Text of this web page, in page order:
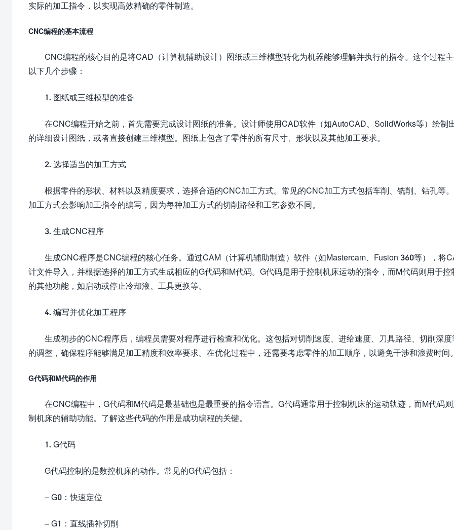
实际的加工指令，以实现高效精确的零件制造。
CNC编程的基本流程
CNC编程的核心目的是将CAD（计算机辅助设计）图纸或三维模型转化为机器能够理解并执行的指令。这个过程
以下几个步骤：
1. 图纸或三维模型的准备
在CNC编程开始之前，首先需要完成设计图纸的准备。设计师使用CAD软件（如AutoCAD、SolidWorks等）绘制
的详细设计图纸，或者直接创建三维模型。图纸上包含了零件的所有尺寸、形状以及其他加工要求。
2. 选择适当的加工方式
根据零件的形状、材料以及精度要求，选择合适的CNC加工方式。常见的CNC加工方式包括车削、铣削、钻孔等
加工方式会影响加工指令的编写，因为每种加工方式的切削路径和工艺参数不同。
3. 生成CNC程序
生成CNC程序是CNC编程的核心任务。通过CAM（计算机辅助制造）软件（如Mastercam、Fusion 360等），将
计文件导入，并根据选择的加工方式生成相应的G代码和M代码。G代码是用于控制机床运动的指令，而M代码则用于控
的其他功能，如启动或停止冷却液、工具更换等。
4. 编写并优化加工程序
生成初步的CNC程序后，编程员需要对程序进行检查和优化。这包括对切削速度、进给速度、刀具路径、切削深度
的调整，确保程序能够满足加工精度和效率要求。在优化过程中，还需要考虑零件的加工顺序，以避免干涉和浪费时间
G代码和M代码的作用
在CNC编程中，G代码和M代码是最基础也是最重要的指令语言。G代码通常用于控制机床的运动轨迹，而M代码
制机床的辅助功能。了解这些代码的作用是成功编程的关键。
1. G代码
G代码控制的是数控机床的动作。常见的G代码包括：
– G0：快速定位
– G1：直线插补切削